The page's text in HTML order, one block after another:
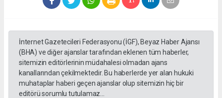
İnternet Gazetecileri Federasyonu (İGF), Beyaz Haber Ajansı
(BHA) ve diğer ajanslar tarafından eklenen tüm haberler,
sitemizin editörlerinin müdahalesi olmadan ajans
kanallarından çekilmektedir. Bu haberlerde yer alan hukuki
muhataplar haberi geçen ajanslar olup sitemizin hiç bir
editörü sorumlu tutulamaz...